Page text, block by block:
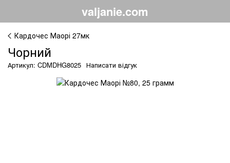
valjanie.com
Кардочес Маорі 27мк
Чорний
Артикул: CDMDHG8025 Написати відгук